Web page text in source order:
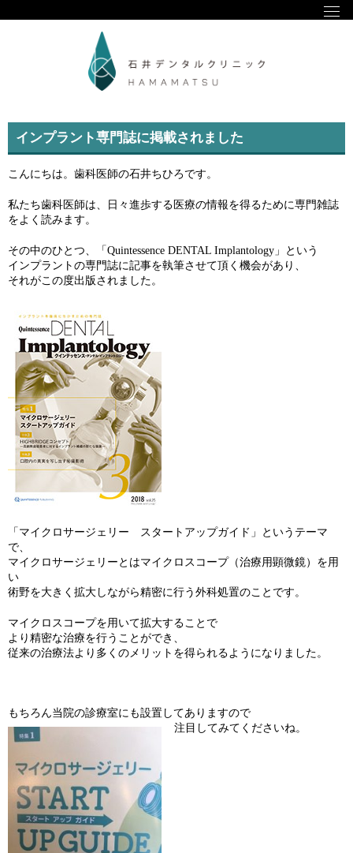
インプラント専門誌に掲載されました
こんにちは。歯科医師の石井ちひろです。
私たち歯科医師は、日々進歩する医療の情報を得るために専門雑誌
をよく読みます。
その中のひとつ、「Quintessence DENTAL Implantology」という
インプラントの専門誌に記事を執筆させて頂く機会があり、
それがこの度出版されました。
「マイクロサージェリー スタートアップガイド」というテーマ
で、
マイクロサージェリーとはマイクロスコープ（治療用顕微鏡）を用
い
術野を大きく拡大しながら精密に行う外科処置のことです。
マイクロスコープを用いて拡大することで
より精密な治療を行うことができ、
従来の治療法より多くのメリットを得られるようになりました。
もちろん当院の診療室にも設置してあり ますので
注目してみてくださいね。